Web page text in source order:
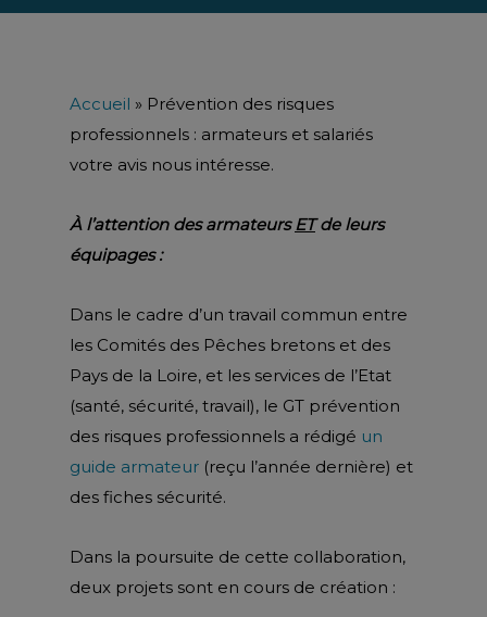
Accueil » Prévention des risques
professionnels : armateurs et salariés
votre avis nous intéresse.
À l’attention des armateursETde leurs
équipages :
Dans le cadre d’un travail commun entre
les Comités des Pêches bretons et des
Pays de la Loire, et les services de l’Etat
(santé, sécurité, travail), le GT prévention
des risques professionnels a rédigé un
guide armateur (reçu l’année dernière) et
des fiches sécurité.
Dans la poursuite de cette collaboration,
deux projets sont en cours de création :